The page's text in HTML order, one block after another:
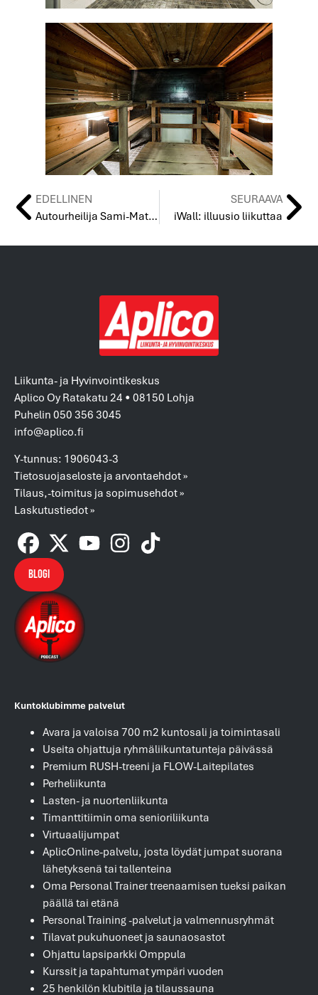
EDELLINEN
Autourheilija Sami-Matti Trogen kertoo fysiikkaharjoittelusta Juhan opissa
SEURAAVA
iWall: illuusio liikuttaa
Liikunta- ja Hyvinvointikeskus
Aplico Oy Ratakatu 24 • 08150 Lohja
Puhelin 050 356 3045
info@aplico.fi
Y-tunnus: 1906043-3
Tietosuojaseloste ja arvontaehdot »
Tilaus,-toimitus ja sopimusehdot »
Laskutustiedot »
Blogi
Kuntoklubimme palvelut
Avara ja valoisa 700 m2 kuntosali ja toimintasali
Useita ohjattuja ryhmäliikuntatunteja päivässä
Premium RUSH-treeni ja FLOW-Laitepilates
Perheliikunta
Lasten- ja nuortenliikunta
Timanttitiimin oma senioriliikunta
Virtuaalijumpat
AplicOnline-palvelu, josta löydät jumpat suorana
lähetyksenä tai tallenteina
Oma Personal Trainer treenaamisen tueksi paikan
päällä tai etänä
Personal Training -palvelut ja valmennusryhmät
Tilavat pukuhuoneet ja saunaosastot
Ohjattu lapsiparkki Omppula
Kurssit ja tapahtumat ympäri vuoden
25 henkilön klubitila ja tilaussauna